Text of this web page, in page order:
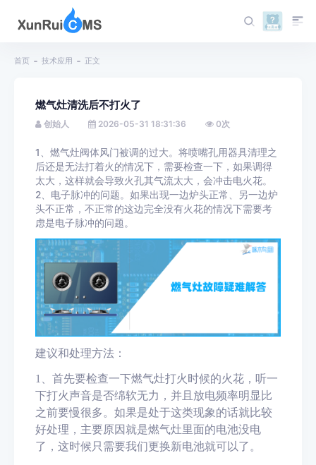
首页 技术应用 正文
燃气灶清洗后不打火了
创始人 2026-05-31 18:31:36 0次
1、燃气灶阀体风门被调的过大。将喷嘴孔用器具清理之
后还是无法打着火的情况下，需要检查一下，如果调得
太大，这样就会导致火孔其气流太大，会冲击电火花。
2、电子脉冲的问题。如果出现一边炉头正常、另一边炉
头不正常，不正常的这边完全没有火花的情况下需要考
虑是电子脉冲的问题。
建议和处理方法：
1、首先要检查一下燃气灶打火时候的火花，听一
下打火声音是否绵软无力，并且放电频率明显比
之前要慢很多 。如果是处于这类现象的话就比较
好处理，主要原因就是燃气灶里面的电池没电
了，这时候只需要我们更换新电池就可以了。